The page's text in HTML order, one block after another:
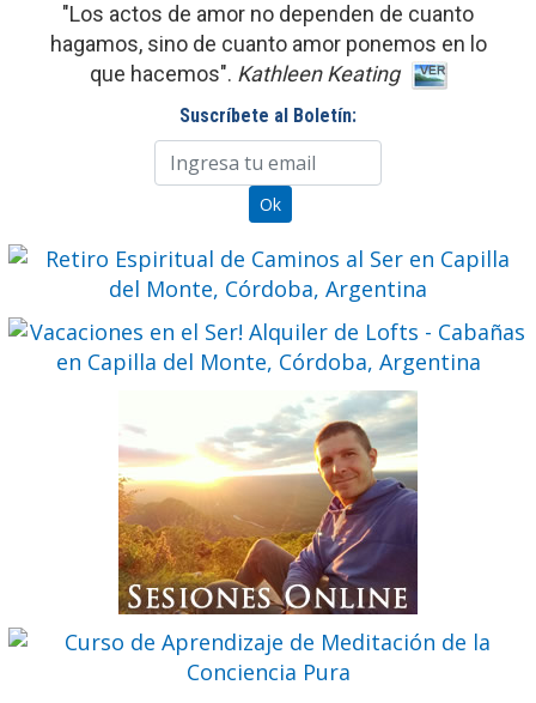
"Los actos de amor no dependen de cuanto
hagamos, sino de cuanto amor ponemos en lo
que hacemos". Kathleen Keating
Suscríbete al Boletín: